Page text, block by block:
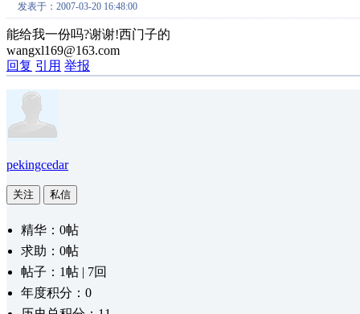
发表于：2007-03-20 16:48:00
能给我一份吗?谢谢!西门子的
wangxl169@163.com
回复 引用 举报
pekingcedar
关注 私信
精华：0帖
求助：0帖
帖子：1帖 | 7回
年度积分：0